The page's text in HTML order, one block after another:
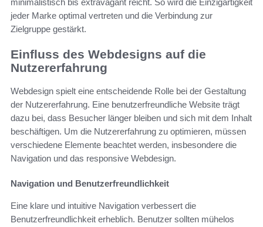
jeder Marke optimal vertreten und die Verbindung zur
Zielgruppe gestärkt.
Einfluss des Webdesigns auf die
Nutzererfahrung
Webdesign spielt eine entscheidende Rolle bei der Gestaltung
der Nutzererfahrung. Eine benutzerfreundliche Website trägt
dazu bei, dass Besucher länger bleiben und sich mit dem Inhalt
beschäftigen. Um die Nutzererfahrung zu optimieren, müssen
verschiedene Elemente beachtet werden, insbesondere die
Navigation und das responsive Webdesign.
Navigation und Benutzerfreundlichkeit
Eine klare und intuitive Navigation verbessert die
Benutzerfreundlichkeit erheblich. Benutzer sollten mühelos